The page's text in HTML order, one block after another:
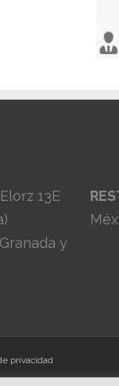
enero 31st, 2023
13E
y
privacidad